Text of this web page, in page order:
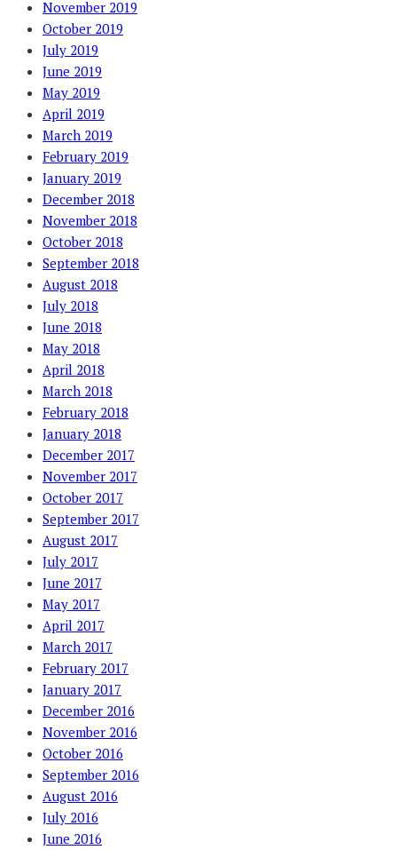
November 2019
October 2019
July 2019
June 2019
May 2019
April 2019
March 2019
February 2019
January 2019
December 2018
November 2018
October 2018
September 2018
August 2018
July 2018
June 2018
May 2018
April 2018
March 2018
February 2018
January 2018
December 2017
November 2017
October 2017
September 2017
August 2017
July 2017
June 2017
May 2017
April 2017
March 2017
February 2017
January 2017
December 2016
November 2016
October 2016
September 2016
August 2016
July 2016
June 2016